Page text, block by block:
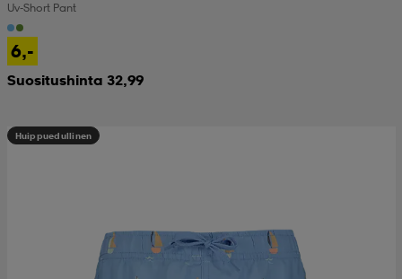
Uv-Short Pant
6,-
Suositushinta 32,99
Huippuedullinen